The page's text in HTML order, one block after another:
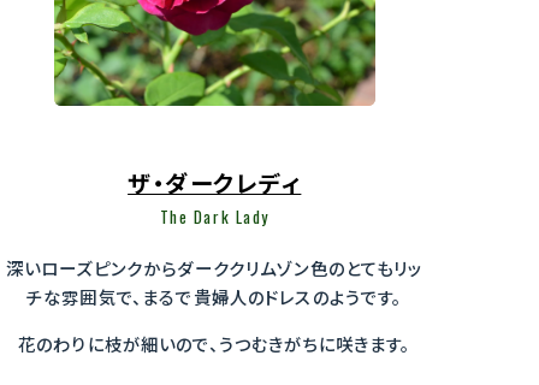
ザ・ダークレディ
The Dark Lady
深いローズピンクからダーククリムゾン色のとてもリッ
チな雰囲気で、まるで貴婦人のドレスのようです。
花のわりに枝が細いので、うつむきがちに咲きます。